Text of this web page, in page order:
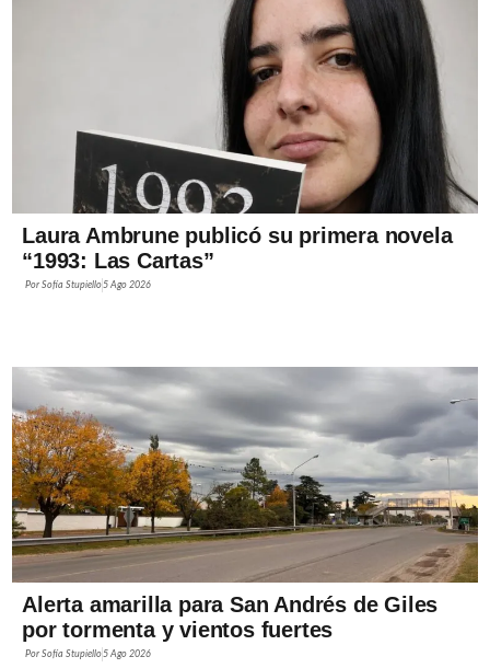
Laura Ambrune publicó su primera novela
“1993: Las Cartas”
PorSofía Stupiello 5 Ago 2026
Alerta amarilla para San Andrés de Giles
por tormenta y vientos fuertes
PorSofía Stupiello 5 Ago 2026